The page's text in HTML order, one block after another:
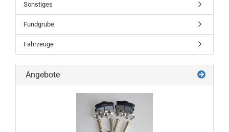
Sonstiges
Fundgrube
Fahrzeuge
Angebote